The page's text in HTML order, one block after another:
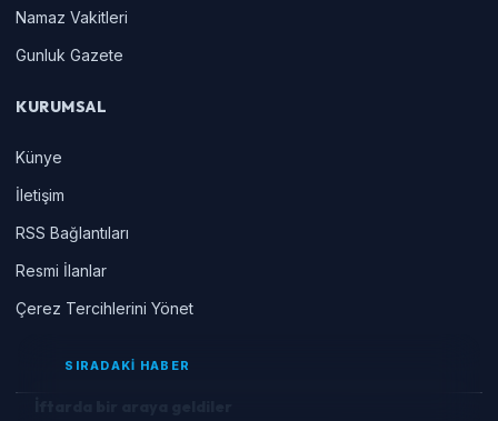
Namaz Vakitleri
Gunluk Gazete
KURUMSAL
Künye
İletişim
RSS Bağlantıları
Resmi İlanlar
Çerez Tercihlerini Yönet
SIRADAKİ HABER